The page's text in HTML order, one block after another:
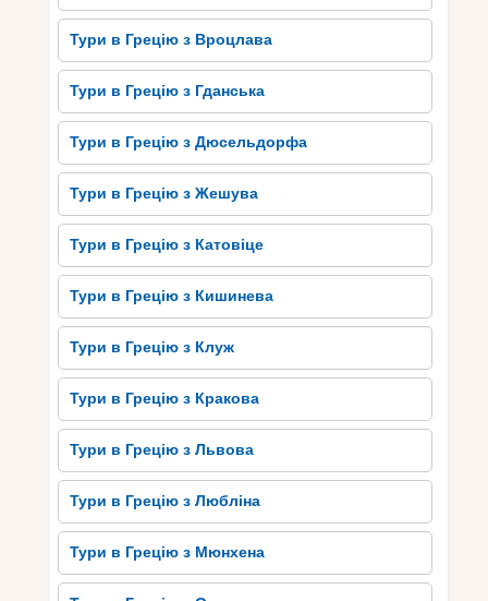
Тури в Грецію з Вроцлава
Тури в Грецію з Гданська
Тури в Грецію з Дюсельдорфа
Тури в Грецію з Жешува
Тури в Грецію з Катовіце
Тури в Грецію з Кишинева
Тури в Грецію з Клуж
Тури в Грецію з Кракова
Тури в Грецію з Львова
Тури в Грецію з Любліна
Тури в Грецію з Мюнхена